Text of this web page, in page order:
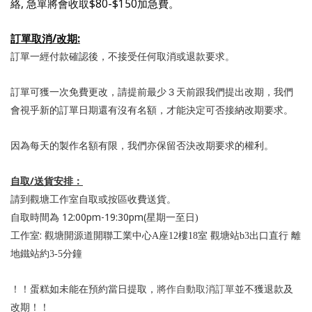
絡, 急單將會收取$80-$150加急費。
訂單取消/改期:
訂單一經付款確認後，不接受任何取消或退款要求。
訂單可獲一次免費更改，請提前最少３天前跟我們提出改期，我們
會視乎新的訂單日期還有沒有名額，才能決定可否接納改期要求。
因為每天的製作名額有限，我們亦保留否決改期要求的權利。
自取/送貨安排：
請到觀塘工作室自取或按區收費送貨。
自取時間為 12:00pm-19:30pm(星期一至日 )
工作室: 觀塘開源道開聯工業中心A座12樓18室 觀塘站b3出口直行 離
地鐵站約3-5分鐘
！！蛋糕如未能在預約當日提取， 將作自動取消訂單並不獲退款及
改期！！